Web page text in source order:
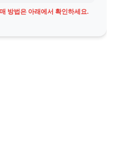
방법은 아래에서 확인하세요.